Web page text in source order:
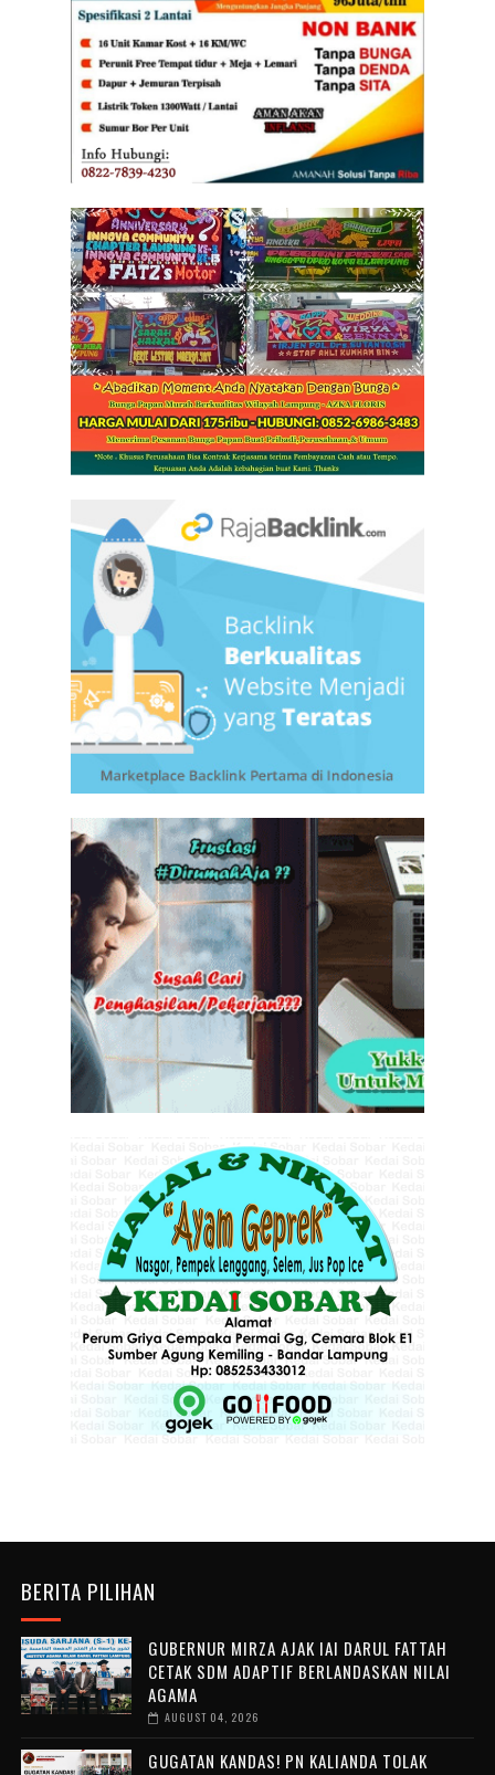
BERITA PILIHAN
GUBERNUR MIRZA AJAK IAI DARUL FATTAH
CETAK SDM ADAPTIF BERLANDASKAN NILAI
AGAMA
AUGUST 04, 2026
GUGATAN KANDAS! PN KALIANDA TOLAK